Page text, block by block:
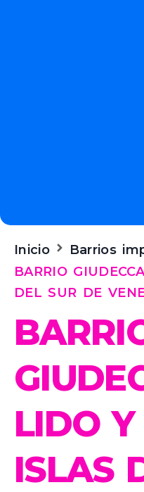
Inicio Barrios
BARRIO
DEL SUR DE
LIDO
ISLAS